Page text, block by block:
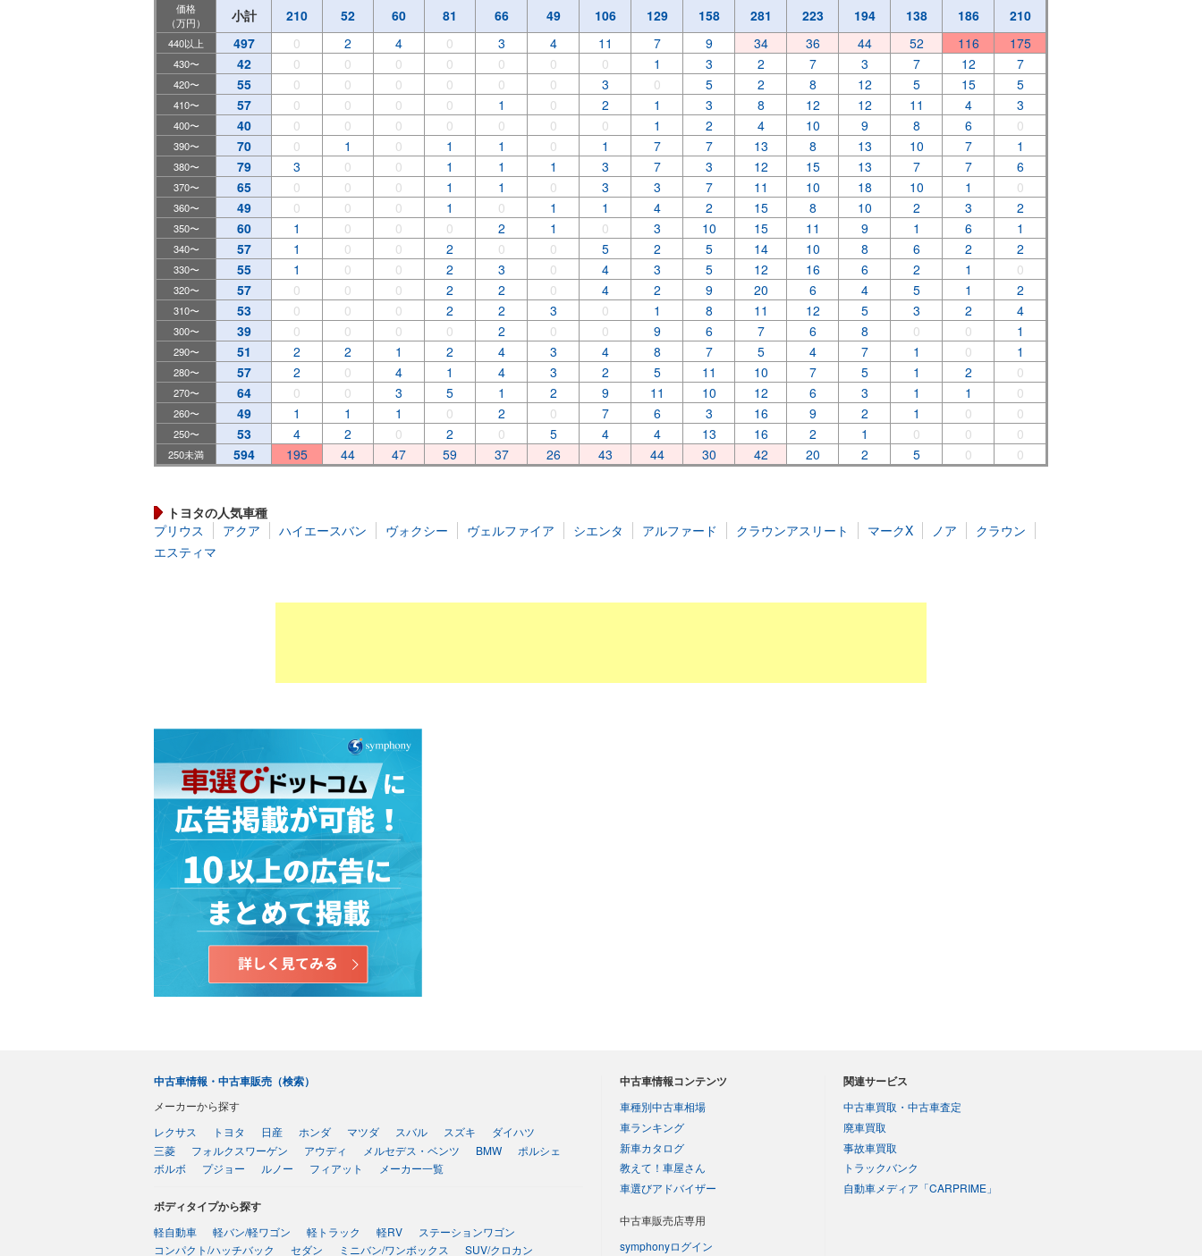
価格
（万円）
小計 210 52 60 81 66 49 106 129 158 281 223 194 138 186 210
440以上 497 0 2 4 0 3 4 11 7 9 34 36 44 52 116 175
430〜 42 0 0 0 0 0 0 0 1 3 2 7 3 7 12 7
420〜 55 0 0 0 0 0 0 3 0 5 2 8 12 5 15 5
410〜 57 0 0 0 0 1 0 2 1 3 8 12 12 11 4 3
400〜 40 0 0 0 0 0 0 0 1 2 4 10 9 8 6 0
390〜 70 0 1 0 1 1 0 1 7 7 13 8 13 10 7 1
380〜 79 3 0 0 1 1 1 3 7 3 12 15 13 7 7 6
370〜 65 0 0 0 1 1 0 3 3 7 11 10 18 10 1 0
360〜 49 0 0 0 1 0 1 1 4 2 15 8 10 2 3 2
350〜 60 1 0 0 0 2 1 0 3 10 15 11 9 1 6 1
340〜 57 1 0 0 2 0 0 5 2 5 14 10 8 6 2 2
330〜 55 1 0 0 2 3 0 4 3 5 12 16 6 2 1 0
320〜 57 0 0 0 2 2 0 4 2 9 20 6 4 5 1 2
310〜 53 0 0 0 2 2 3 0 1 8 11 12 5 3 2 4
300〜 39 0 0 0 0 2 0 0 9 6 7 6 8 0 0 1
290〜 51 2 2 1 2 4 3 4 8 7 5 4 7 1 0 1
280〜 57 2 0 4 1 4 3 2 5 11 10 7 5 1 2 0
270〜 64 0 0 3 5 1 2 9 11 10 12 6 3 1 1 0
260〜 49 1 1 1 0 2 0 7 6 3 16 9 2 1 0 0
250〜 53 4 2 0 2 0 5 4 4 13 16 2 1 0 0 0
250未満 594 195 44 47 59 37 26 43 44 30 42 20 2 5 0 0
トヨタの人気車種
プリウス
アクア ハイエースバン ヴォクシー ヴェルファイア シエンタ アルファード クラウンアスリート マークX ノア
クラウン
エスティマ
中古車情報・中古車販売（検索）
メーカーから探す
レクサス
トヨタ 日産 ホンダ マツダ スバル スズキ
ダイハツ
三菱
フォルクスワーゲン アウディ メルセデス・ベンツ BMW
ポルシェ
ボルボ
プジョー ルノー フィアット メーカー一覧
ボディタイプから探す
軽自動車 軽バン/軽ワゴン 軽トラック 軽RV
ステーションワゴン
コンパクト/ハッチバック
セダン ミニバン/ワンボックス SUV/クロカン
中古車情報コンテンツ
車種別中古車相場
車ランキング
新車カタログ
教えて！車屋さん
車選びアドバイザー
中古車販売店専用
symphonyログイン
関連サービス
中古車買取・中古車査定
廃車買取
事故車買取
トラックバンク
自動車メディア「CARPRIME」